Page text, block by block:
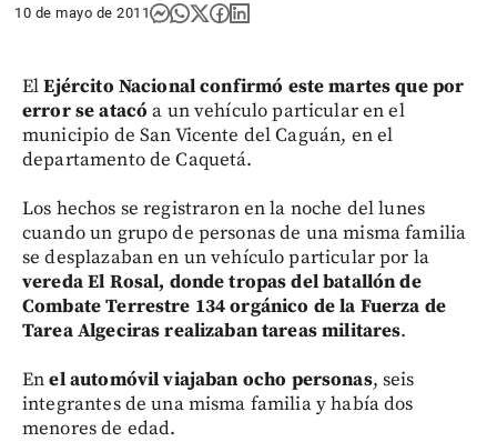
10 de mayo de 2011
ElEjército Nacional confirmó este martes que por
error se atacó a un vehículo particular en el
municipio de San Vicente del Caguán, en el
departamento de Caquetá.
Los hechos se registraron en la noche del lunes
cuando un grupo de personas de una misma familia
se desplazaban en un vehículo particular por la
vereda El Rosal, donde tropas del batallón de
Combate Terrestre 134 orgánico de la Fuerza de
Tarea Algeciras realizaban tareas militares.
Enel automóvil viajaban ocho personas, seis
integrantes de una misma familia y había dos
menores de edad.